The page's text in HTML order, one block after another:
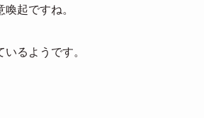
起ですね。
るようです。